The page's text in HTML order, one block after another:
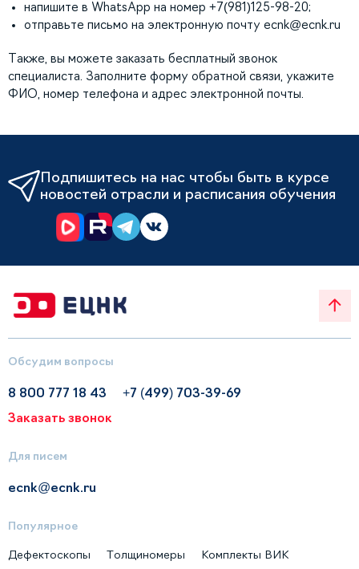
напишите в WhatsApp на номер +7(981)125-98-20;
отправьте письмо на электронную почту ecnk@ecnk.ru
Также, вы можете заказать бесплатный звонок
специалиста. Заполните форму обратной связи, укажите
ФИО, номер телефона и адрес электронной почты.
Подпишитесь на нас чтобы быть в курсе
новостей отрасли и расписания обучения
Обсудим вопросы
8 800 777 18 43
+7 (499) 703-39-69
Заказать звонок
Для писем
ecnk@ecnk.ru
Популярное
Дефектоскопы Толщиномеры
Комплекты ВИК